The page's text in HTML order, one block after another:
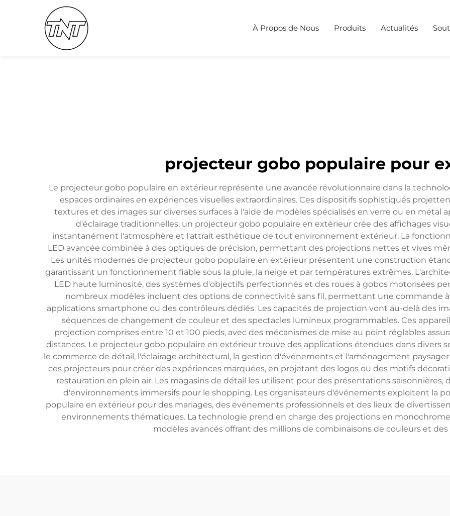
À Propos de Nous Produits Actualités
projecteur gobo populaire pour
Le projecteur gobo populaire en extérieur représente une avancée révolutionnaire dans la
espaces ordinaires en expériences visuelles extraordinaires. Ces dispositifs sophistiqués
textures et des images sur diverses surfaces à l'aide de modèles spécialisés en verre ou en métal
d'éclairage traditionnelles, un projecteur gobo populaire en extérieur crée des affichages
instantanément l'atmosphère et l'attrait esthétique de tout environnement extérieur. La
LED avancée combinée à des optiques de précision, permettant des projections nettes et vives
Les unités modernes de projecteur gobo populaire en extérieur présentent une construction
garantissant un fonctionnement fiable sous la pluie, la neige et par températures extrêmes.
LED haute luminosité, des systèmes d'objectifs perfectionnés et des roues à gobos motorisées
nombreux modèles incluent des options de connectivité sans fil, permettant une commande
applications smartphone ou des contrôleurs dédiés. Les capacités de projection vont au-delà des
séquences de changement de couleur et des spectacles lumineux programmables. Ces
projection comprises entre 10 et 100 pieds, avec des mécanismes de mise au point réglables
distances. Le projecteur gobo populaire en extérieur trouve des applications étendues dans divers
le commerce de détail, l'éclairage architectural, la gestion d'événements et l'aménagement
ces projecteurs pour créer des expériences marquées, en projetant des logos ou des motifs
restauration en plein air. Les magasins de détail les utilisent pour des présentations
d'environnements immersifs pour le shopping. Les organisateurs d'événements exploitent la
populaire en extérieur pour des mariages, des événements professionnels et des lieux de
environnements thématiques. La technologie prend en charge des projections en
modèles avancés offrant des millions de combinaisons de couleurs et